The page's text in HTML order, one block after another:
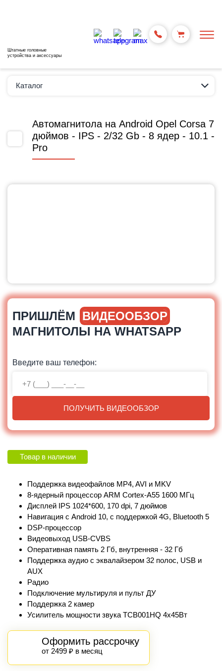
Штатные головные
устройства и аксессуары
Каталог
Автомагнитола на Android Opel Corsa 7
дюймов - IPS - 2/32 Gb - 8 ядер - 10.1 -
Pro
ПРИШЛЁМ ВИДЕООБЗОР
МАГНИТОЛЫ НА WHATSAPP
Введите ваш телефон:
ПОЛУЧИТЬ ВИДЕООБЗОР
Товар в наличии
Поддержка видеофайлов MP4, AVI и MKV
8-ядерный процессор ARM Cortex‑A55 1600 МГц
Дисплей IPS 1024*600, 170 dpi, 7 дюймов
Навигация с Android 10, с поддержкой 4G, Bluetooth 5
DSP-процессор
Видеовыход USB-CVBS
Оперативная память 2 Гб, внутренняя - 32 Гб
Поддержка аудио с эквалайзером 32 полос, USB и
AUX
Радио
Подключение мультируля и пульт ДУ
Поддержка 2 камер
Усилитель мощности звука TCB001HQ 4х45Вт
Оформить рассрочку
от 2499 ₽ в месяц